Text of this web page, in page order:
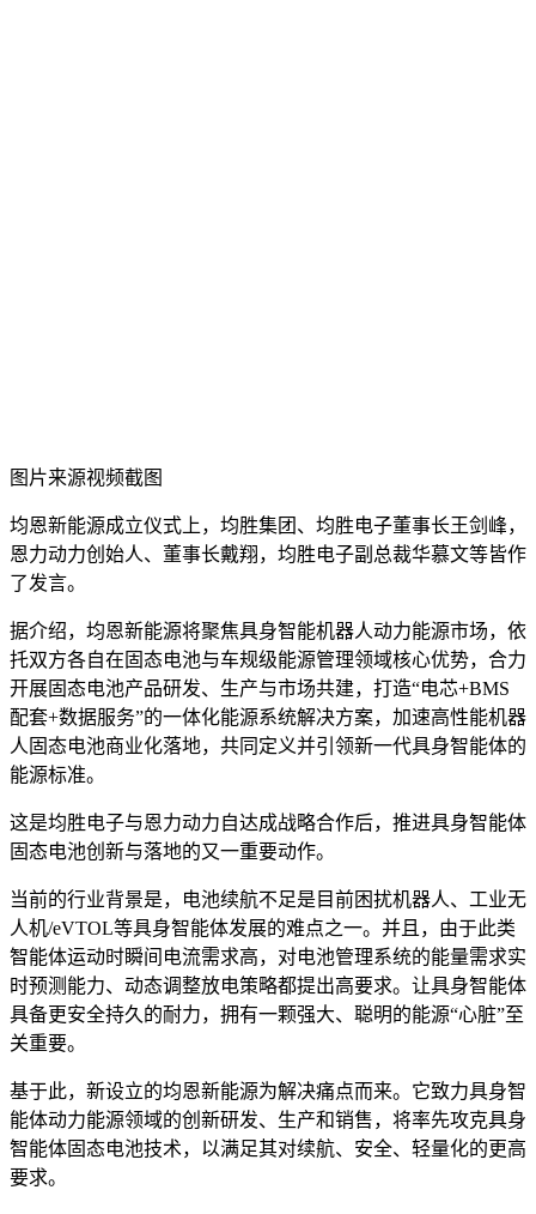
图片来源视频截图
均恩新能源成立仪式上，均胜集团、均胜电子董事长王剑峰，
恩力动力创始人、董事长戴翔，均胜电子副总裁华慕文等皆作
了发言。
据介绍，均恩新能源将聚焦具身智能机器人动力能源市场，依
托双方各自在固态电池与车规级能源管理领域核心优势，合力
开展固态电池产品研发、生产与市场共建，打造“电芯+BMS
配套+数据服务”的一体化能源系统解决方案，加速高性能机器
人固态电池商业化落地，共同定义并引领新一代具身智能体的
能源标准。
这是均胜电子与恩力动力自达成战略合作后，推进具身智能体
固态电池创新与落地的又一重要动作。
当前的行业背景是，电池续航不足是目前困扰机器人、工业无
人机/eVTOL等具身智能体发展的难点之一。并且，由于此类
智能体运动时瞬间电流需求高，对电池管理系统的能量需求实
时预测能力、动态调整放电策略都提出高要求。让具身智能体
具备更安全持久的耐力，拥有一颗强大、聪明的能源“心脏”至
关重要。
基于此，新设立的均恩新能源为解决痛点而来。它致力具身智
能体动力能源领域的创新研发、生产和销售，将率先攻克具身
智能体固态电池技术，以满足其对续航、安全、轻量化的更高
要求。